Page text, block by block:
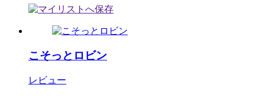
こそっとロビン
レビュー